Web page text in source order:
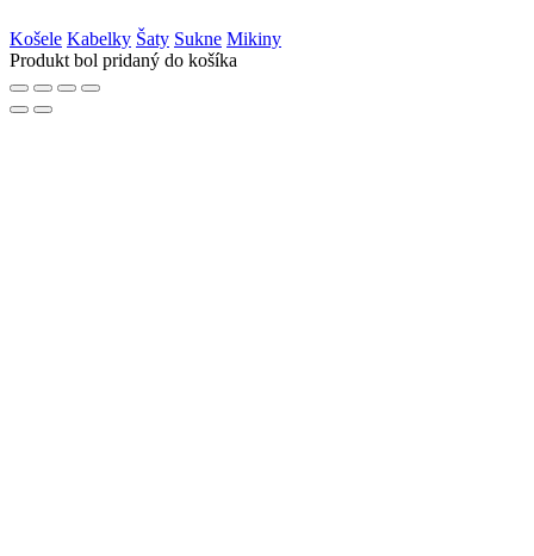
Košele Kabelky Šaty Sukne Mikiny
Produkt bol pridaný do košíka